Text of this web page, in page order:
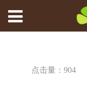
点击量： 904